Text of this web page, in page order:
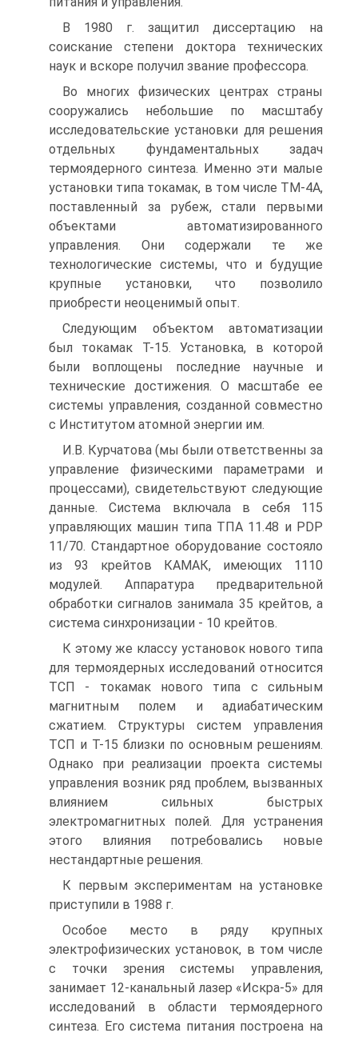
В 1980 г. защитил диссертацию на
соискание степени доктора технических
наук и вскоре получил звание профессора.
Во многих физических центрах страны
сооружались небольшие по масштабу
исследовательские установки для решения
отдельных фундаментальных задач
термоядерного синтеза. Именно эти малые
установки типа токамак, в том числе ТМ-4А,
поставленный за рубеж, стали первыми
объектами автоматизированного
управления. Они содержали те же
технологические системы, что и будущие
крупные установки, что позволило
приобрести неоценимый опыт.
Следующим объектом автоматизации
был токамак Т-15. Установка, в которой
были воплощены последние научные и
технические достижения. О масштабе ее
системы управления, созданной совместно
с Институтом атомной энергии им.
И.В. Курчатова (мы были ответственны за
управление физическими параметрами и
процессами), свидетельствуют следующие
данные. Система включала в себя 115
управляющих машин типа ТПА 11.48 и PDP
11/70. Стандартное оборудование состояло
из 93 крейтов КАМАК, имеющих 1110
модулей. Аппаратура предварительной
обработки сигналов занимала 35 крейтов, а
система синхронизации - 10 крейтов.
К этому же классу установок нового типа
для термоядерных исследований относится
ТСП - токамак нового типа с сильным
магнитным полем и адиабатическим
сжатием. Структуры систем управления
ТСП и Т-15 близки по основным решениям.
Однако при реализации проекта системы
управления возник ряд проблем, вызванных
влиянием сильных быстрых
электромагнитных полей. Для устранения
этого влияния потребовались новые
нестандартные решения.
К первым экспериментам на установке
приступили в 1988 г.
Особое место в ряду крупных
электрофизических установок, в том числе
с точки зрения системы управления,
занимает 12-канальный лазер «Искра-5» для
исследований в области термоядерного
синтеза. Его система питания построена на